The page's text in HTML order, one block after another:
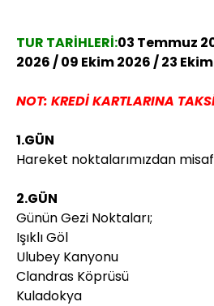
TUR TARİHLERİ:03 Temmuz
2026 / 09 Ekim 2026 / 23
NOT: KREDİ KARTLARINA
1.GÜN
Hareket noktalarımızdan
2.GÜN
Günün Gezi Noktaları;
Işıklı Göl
Ulubey Kanyonu
Clandras Köprüsü
Kuladokya